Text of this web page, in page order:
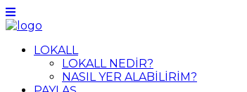
LOKALL
LOKALL NEDİR?
NASIL YER ALABİLİRİM?